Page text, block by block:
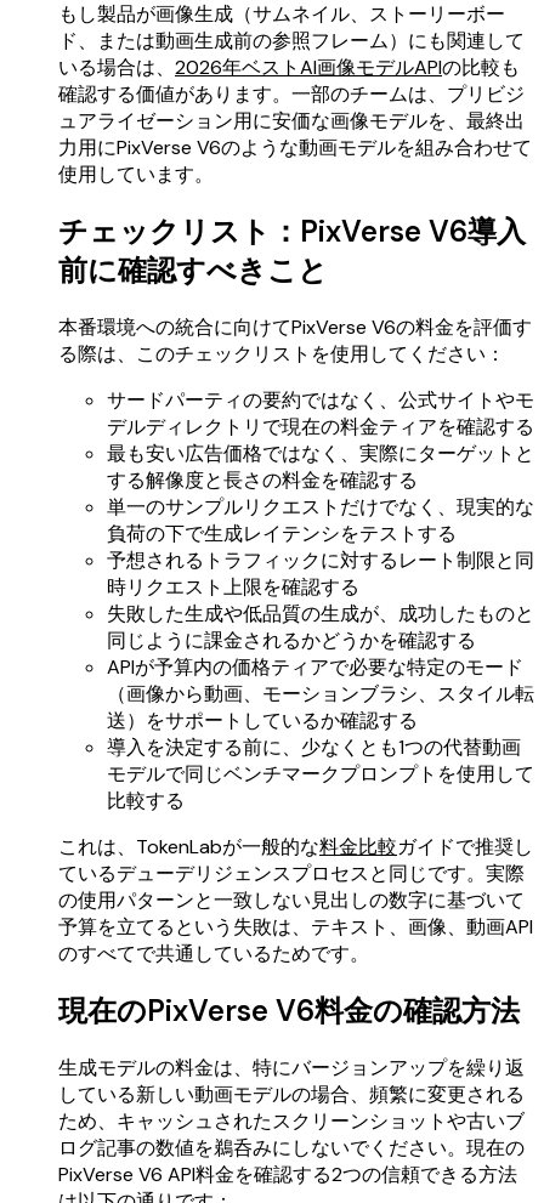
もし製品が画像生成（サムネイル、ストーリーボー
ド、または動画生成前の参照フレーム）にも関連して
いる場合は、 2026年ベストAI画像モデルAPIの比較も
確認する価値があります。一部のチームは、プリビジ
ュアライゼーション用に安価な画像モデルを、最終出
力用にPixVerse V6のような動画モデルを組み合わせて
使用しています。
チェックリスト：PixVerse V6導入
前に確認すべきこと
本番環境への統合に向けてPixVerse V6の料金を評価す
る際は、このチェックリストを使用してください：
サードパーティの要約ではなく、公式サイトやモ
デルディレクトリで現在の料金ティアを確認する
最も安い広告価格ではなく、実際にターゲットと
する解像度と長さの料金を確認する
単一のサンプルリクエストだけでなく、現実的な
負荷の下で生成レイテンシをテストする
予想されるトラフィックに対するレート制限と同
時リクエスト上限を確認する
失敗した生成や低品質の生成が、成功したものと
同じように課金されるかどうかを確認する
APIが予算内の価格ティアで必要な特定のモード
（画像から動画、モーションブラシ、スタイル転
送）をサポートしているか確認する
導入を決定する前に、少なくとも1つの代替動画
モデルで同じベンチマークプロンプトを使用して
比較する
これは、TokenLabが一般的な料金比較ガイドで推奨し
ているデューデリジェンスプロセスと同じです。実際
の使用パターンと一致しない見出しの数字に基づいて
予算を立てるという失敗は、テキスト、画像、動画API
のすべてで共通しているためです。
現在のPixVerse V6料金の確認方法
生成モデルの料金は、特にバージョンアップを繰り返
している新しい動画モデルの場合、頻繁に変更される
ため、キャッシュされたスクリーンショットや古いブ
ログ記事の数値を鵜呑みにしないでください。現在の
PixVerse V6 API料金を確認する2つの信頼できる方法